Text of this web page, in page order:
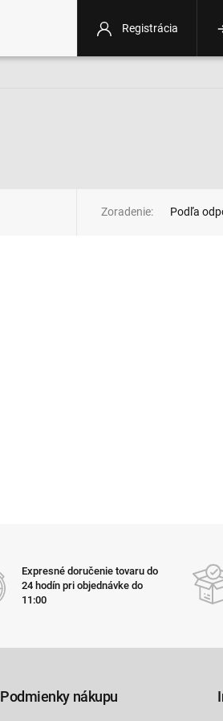
Zoradenie: Podľa
Expresné doručenie tovaru do
24 hodín pri objednávke do
11:00
Podmienky nákupu
Registrácia